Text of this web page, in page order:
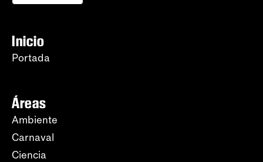
Inicio
Portada
Áreas
Ambiente
Carnaval
Ciencia